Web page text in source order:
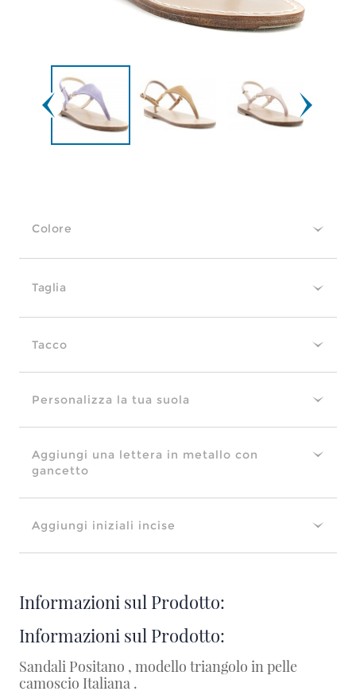
Colore
Taglia
Tacco
Personalizza la tua suola
Aggiungi una lettera in metallo con
gancetto
Aggiungi iniziali incise
Informazioni sul Prodotto:
Informazioni sul Prodotto:
Sandali Positano , modello triangolo in pelle
camoscio Italiana .